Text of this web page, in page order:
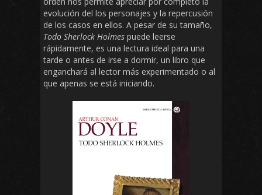
evolución del los personajes y la repercusión
de los casos en ellos. A pesar de su tamaño,
Todo Sherlock Holmes puede leerse
rápidamente, es una lectura ideal para una
tarde o antes de irse a dormir, un libro que
enganchará al lector más experimentado o al
que apenas se está iniciando.